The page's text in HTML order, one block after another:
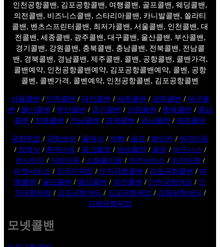
인천공항콜밴, 김포공항콜밴, 여행콜밴, 골프콜밴, 웨딩콜밴,
의전콜밴, 비즈니스콜밴, 스타리아콜밴, 카니발콜밴, 쏠라티
콜밴, 벤츠스프린터콜밴, 최저가콜밴, 서울콜밴, 인천콜밴, 대
전콜밴, 세종콜밴, 광주콜밴, 대구콜밴, 울산콜밴, 부산콜밴,
경기콜밴, 강원콜밴, 충북콜밴, 충남콜밴, 전북콜밴, 전남콜
밴, 경북콜밴, 경남콜밴, 제주콜밴, 콜밴, 공항콜밴, 콜밴가격,
콜밴예약, 인천공항콜밴예약, 김포공항콜밴예약, 콜벤, 공항
콜벤, 콜벤가격, 콜벤예약, 인천공항콜벤, 김포공항콜벤
서울콜밴 / 인천콜밴 / 대전콜밴 / 세종콜밴 / 광주콜밴 / 대구콜
밴 / 울산콜밴 / 부산콜밴 / 경기콜밴 / 강원콜밴 / 충북콜밴 / 충남
콜밴 / 전북콜밴 / 전남콜밴 / 경북콜밴 / 경남콜밴 / 제주콜밴
공항픽업 / 공항샌딩 / 올데이 / 여행 / 골프 / 웨딩카 / 하객이동
/ 장례식 / 환자이송 / 광고촬영 / 방송촬영 / 출장/ 비즈니스 /
컨시어지 / 지방이동 / 소화물이동 / 의전서비스 / 의전차량 /
피켓서비스 / 외국인픽업 / 인천공항콜밴 / 김포공항콜밴 / 여
행콜밴 / 골프콜밴 / 웨딩콜밴 / 의전콜밴 / 인천공항샌딩 / 인
천공항픽업 / 김포공항샌딩 / 김포공항픽업 / 김해공항샌딩 /
김해공항픽업
모넷콜밴